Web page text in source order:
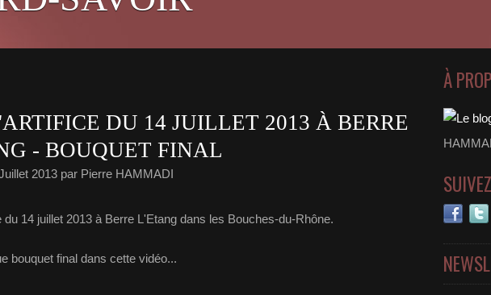
DU 14 JUILLET 2013 À BERRE
- BOUQUET FINAL
2013 par Pierre HAMMADI
du 14 juillet 2013 à Berre L'Etang dans les Bouches-du-Rhône.
bouquet final dans cette vidéo...
À